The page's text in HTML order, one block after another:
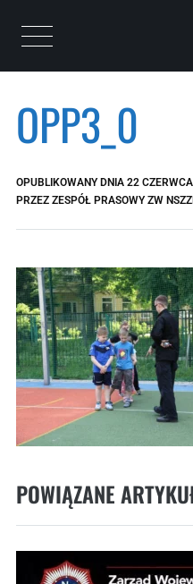
Otwórz menu
OPP3_0
OPUBLIKOWANY DNIA 22
PRZEZ ZESPÓŁ PRASOWY ZW
POWIĄZANE